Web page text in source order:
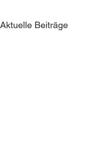
Aktuelle Beiträge